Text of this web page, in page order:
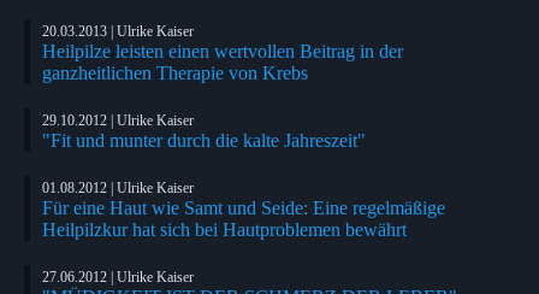
20.03.2013 | Ulrike Kaiser
Heilpilze leisten einen wertvollen Beitrag in der
ganzheitlichen Therapie von Krebs
29.10.2012 | Ulrike Kaiser
"Fit und munter durch die kalte Jahreszeit"
01.08.2012 | Ulrike Kaiser
Für eine Haut wie Samt und Seide: Eine regelmäßige
Heilpilzkur hat sich bei Hautproblemen bewährt
27.06.2012 | Ulrike Kaiser